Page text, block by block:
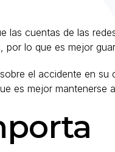
las cuentas de las
por lo que es mejor
el accidente en
es mejor mantenerse